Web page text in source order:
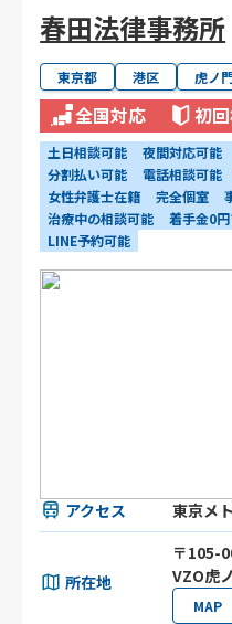
春田法律事務所
東京都 港区 虎ノ
全国対応 初
土日相談可能 夜間対応可能
分割払い可能
電話相談可能
女性弁護士在籍
完全個室
治療中の相談可能
着手金0
LINE予約可能
アクセス 東京メ
所在地
〒105-
VZO虎
MAP